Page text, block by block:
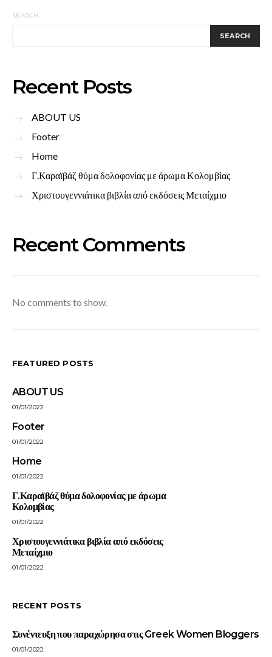
SEARCH
SEARCH
Recent Posts
ABOUT US
Footer
Home
Γ.Καραϊβάζ θύμα δολοφονίας με άρωμα Κολομβίας
Χριστουγεννιάτικα βιβλία από εκδόσεις Μεταίχμιο
Recent Comments
No comments to show.
FEATURED POSTS
ABOUT US
01/01/2022
Footer
01/01/2022
Home
01/01/2022
Γ.Καραϊβάζ θύμα δολοφονίας με άρωμα
Κολομβίας
01/01/2022
Χριστουγεννιάτικα βιβλία από εκδόσεις
Μεταίχμιο
01/01/2022
RECENT POSTS
Συνέντευξη που παραχώρησα στις Greek Women Bloggers
01/01/2022